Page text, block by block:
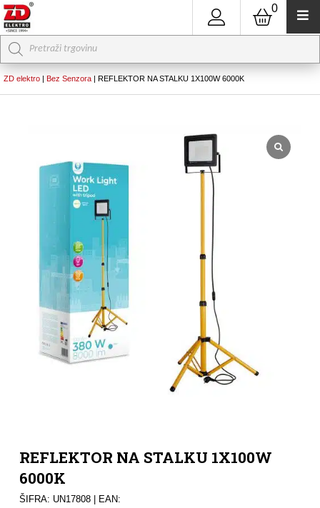
0
Products
search
ZD elektro | Bez Senzora | REFLEKTOR NA STALKU 1X100W 6000K
REFLEKTOR NA STALKU 1X100W
6000K
ŠIFRA: UN17808| EAN: